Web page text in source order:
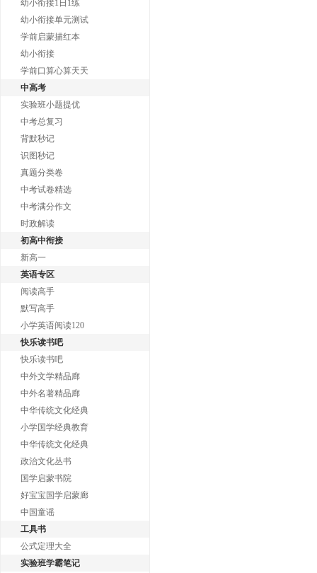
幼小衔接1日1练
幼小衔接单元测试
学前启蒙描红本
幼小衔接
学前口算心算天天
中高考
实验班小题提优
中考总复习
背默秒记
识图秒记
真题分类卷
中考试卷精选
中考满分作文
时政解读
初高中衔接
新高一
英语专区
阅读高手
默写高手
小学英语阅读120
快乐读书吧
快乐读书吧
中外文学精品廊
中外名著精品廊
中华传统文化经典
小学国学经典教育
中华传统文化经典
政治文化丛书
国学启蒙书院
好宝宝国学启蒙廊
中国童谣
工具书
公式定理大全
实验班学霸笔记